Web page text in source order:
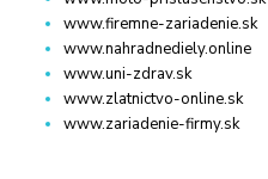
www.firemne-zariadenie.sk
www.nahradnediely.online
www.uni-zdrav.sk
www.zlatnictvo-online.sk
www.zariadenie-firmy.sk